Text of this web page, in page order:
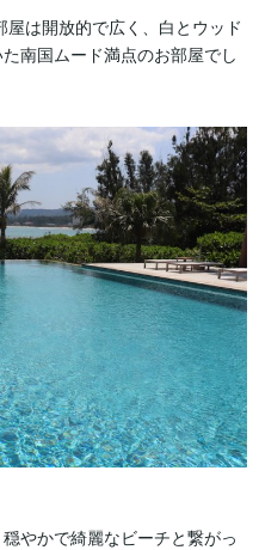
は開放的で広く、白とウッド
南国ムード満点のお部屋でし
やかで綺麗なビーチと繋がっ